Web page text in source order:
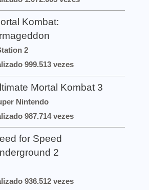
Kombat:
2
999.513 vezes
Mortal Kombat 3
Nintendo
987.714 vezes
for Speed
2
936.512 vezes